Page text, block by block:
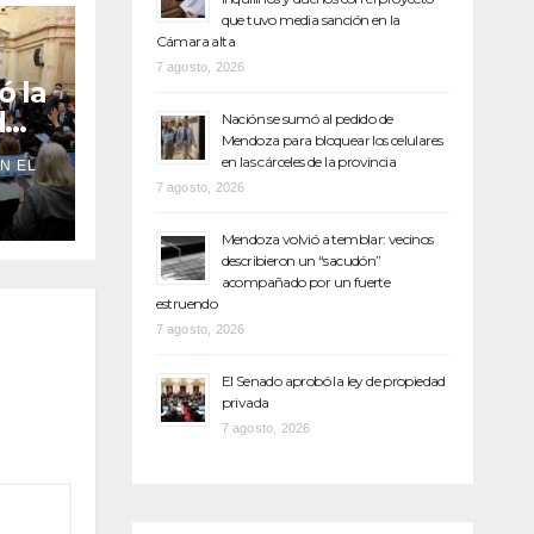
la
EL
que tuvo media sanción en la
Cámara alta
7 agosto, 2026
Nación se sumó al pedido de
Mendoza para bloquear los celulares
en las cárceles de la provincia
7 agosto, 2026
Mendoza volvió a temblar: vecinos
describieron un “sacudón”
acompañado por un fuerte
estruendo
7 agosto, 2026
El Senado aprobó la ley de propiedad
privada
7 agosto, 2026